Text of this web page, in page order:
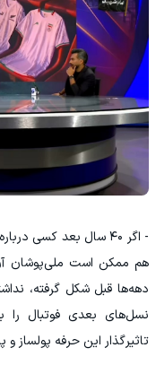
- اگر ۴۰ سال بعد کسی
هم ممکن است ملی‌پوشان
دهه‌ها قبل شکل گرفته،
نسل‌های بعدی فوتبال را
تاثیرگذار این حرفه پولساز